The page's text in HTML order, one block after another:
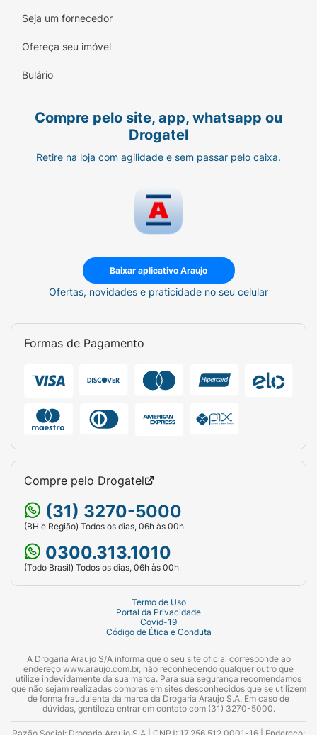
Seja um fornecedor
Ofereça seu imóvel
Bulário
Compre pelo site, app, whatsapp ou
Drogatel
Retire na loja com agilidade e sem passar pelo caixa.
Baixar aplicativo Araujo
Ofertas, novidades e praticidade no seu celular
Formas de Pagamento
Compre pelo Drogatel
(31) 3270-5000
(BH e Região) Todos os dias, 06h às 00h
0300.313.1010
(Todo Brasil) Todos os dias, 06h às 00h
Termo de Uso
Portal da Privacidade
Covid-19
Código de Ética e Conduta
A Drogaria Araujo S/A informa que o seu site oficial corresponde ao
endereço www.araujo.com.br, não reconhecendo qualquer outro que
utilize indevidamente da sua marca. Para sua segurança recomendamos
que não sejam realizadas compras em sites desconhecidos que se utilizem
de forma fraudulenta da marca da Drogaria Araujo S.A. Em caso de
dúvidas, gentileza entrar em contato com (31) 3270-5000.